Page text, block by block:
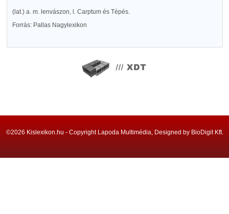
(lat.) a. m. lenvászon, l. Carptum és Tépés.
Forrás: Pallas Nagylexikon
©2026 Kislexikon.hu - Copyright Lapoda Multimédia, Designed by BioDigit Kft.